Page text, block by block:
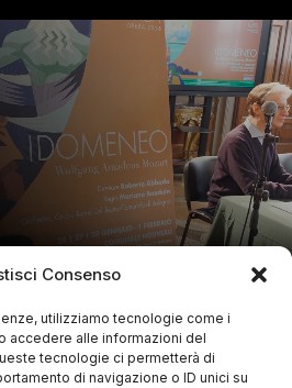
Consenso
utilizziamo tecnologie come i
accedere alle informazioni del
tecnologie ci permetterà di
di navigazione o ID unici su